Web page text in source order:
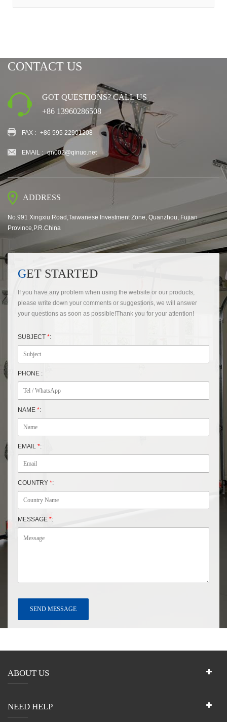
CONTACT US
GOT QUESTIONS? CALL US
+86 13960286508
FAX : +86 595 22901208
EMAIL : qn002@qinuo.net
ADDRESS
No.991 Xingxiu Road,Taiwanese Investment Zone, Quanzhou, Fujian
Province,P.R.China
GET STARTED
If you have any problem when using the website or our products,
please write down your comments or suggestions, we will answer
your questions as soon as possible!Thank you for your attention!
SUBJECT *:
PHONE :
NAME *:
EMAIL *:
COUNTRY *:
MESSAGE *:
ABOUT US
NEED HELP